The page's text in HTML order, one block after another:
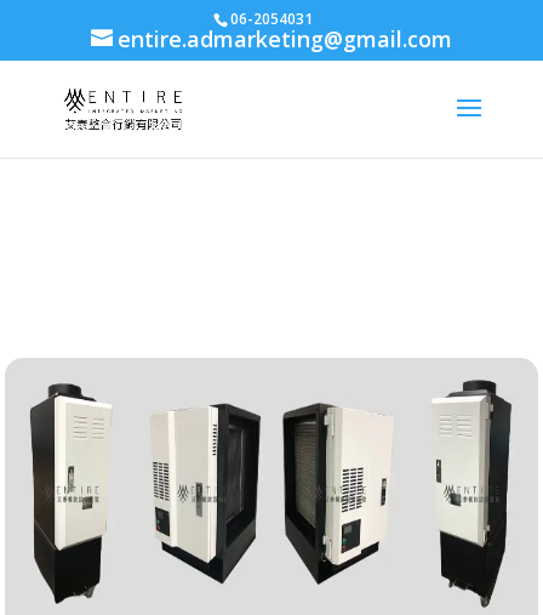
body{font-family: arial,"Microsoft JhengHei","微軟正黑體",sans-serif
06-2054031
entire.admarketing@gmail.com